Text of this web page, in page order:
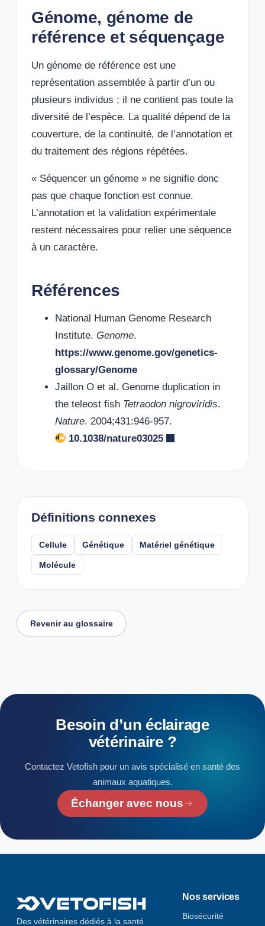
Génome, génome de
référence et séquençage
Un génome de référence est une
représentation assemblée à partir d’un ou
plusieurs individus ; il ne contient pas toute la
diversité de l’espèce. La qualité dépend de la
couverture, de la continuité, de l’annotation et
du traitement des régions répétées.
« Séquencer un génome » ne signifie donc
pas que chaque fonction est connue.
L’annotation et la validation expérimentale
restent nécessaires pour relier une séquence
à un caractère.
Références
National Human Genome Research
Institute. Genome.
https://www.genome.gov/genetics-
glossary/Genome
Jaillon O et al. Genome duplication in
the teleost fish Tetraodon nigroviridis.
Nature. 2004;431:946-957.
10.1038/nature03025
Définitions connexes
Cellule Génétique Matériel génétique
Molécule
Revenir au glossaire
Besoin d’un éclairage
vétérinaire ?
Contactez Vetofish pour un avis spécialisé en santé des
animaux aquatiques.
Échanger avec nous
Des vétérinaires dédiés à la santé
Nos services
Biosécurité